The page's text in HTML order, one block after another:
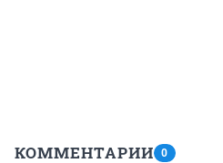
КОММЕНТАРИИ 0